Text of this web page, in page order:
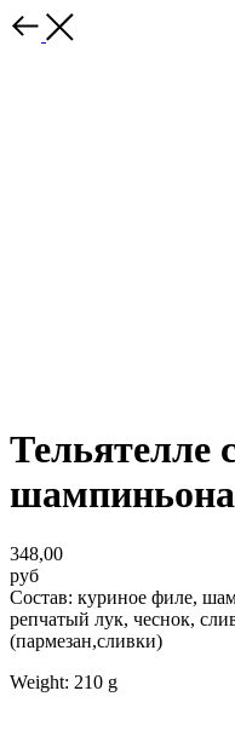
Тельятелле
348,00
руб
Состав: куриное филе,
репчатый лук, чеснок,
(пармезан,сливки)
Weight: 210 g